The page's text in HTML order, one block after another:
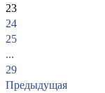
23
24
25
...
29
Предыдущая